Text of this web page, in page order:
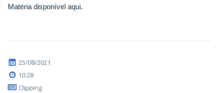
Matéria disponível aqui.
25/08/2021
10:28
Clipping